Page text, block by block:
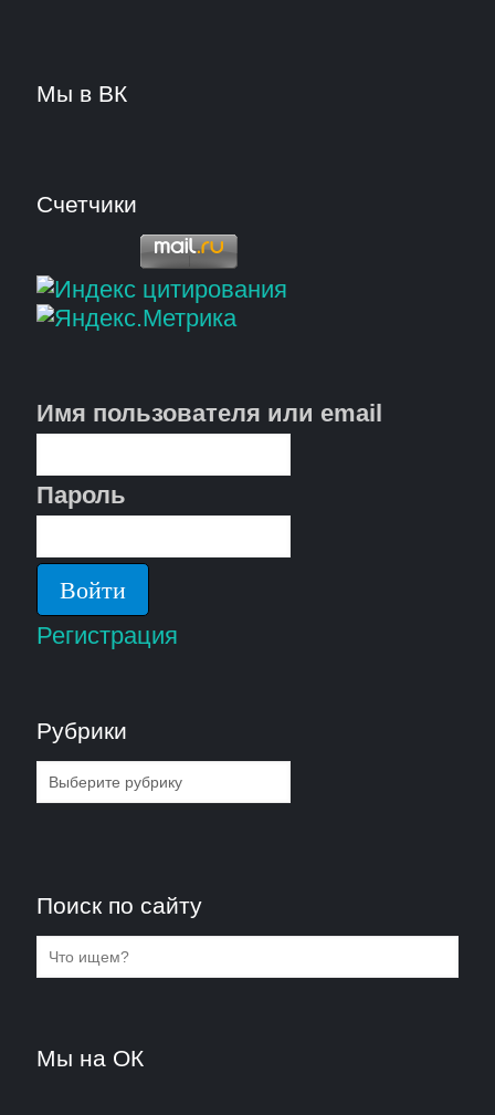
Мы в ВК
Счетчики
Имя пользователя или email
Пароль
Регистрация
Рубрики
Рубрики
Поиск по сайту
Мы на ОК